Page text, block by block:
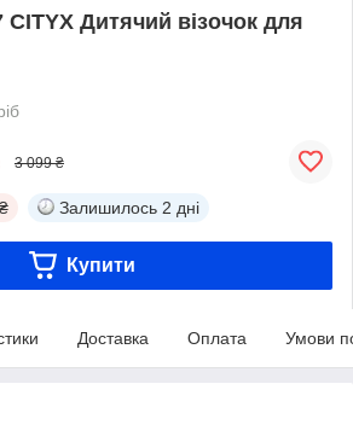
CITYX Дитячий візочок для
3 099 ₴
Залишилось 2 дні
Купити
Доставка Оплата Умови